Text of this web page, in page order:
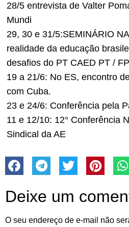
28/5 entrevista de Valter
Mundi
29, 30 e 31/5:SEMINÁRIO
realidade da educação
desafios do PT CAED PT /
19 a 21/6: No ES, encontro
com Cuba.
23 e 24/6: Conferência pela
11 e 12/10: 12° Conferência
Sindical da AE
Deixe um
O seu endereço de e-mail não